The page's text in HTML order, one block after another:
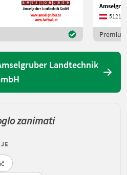
5121
Landtechnik
zanimati